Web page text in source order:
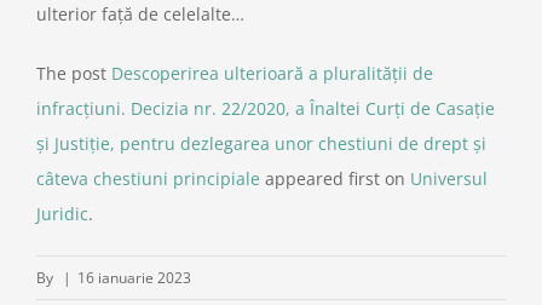
ulterior faţă de celelalte…
The post Descoperirea ulterioară a pluralităţii de
infracţiuni. Decizia nr. 22/2020, a Înaltei Curţi de Casaţie
şi Justiţie, pentru dezlegarea unor chestiuni de drept şi
câteva chestiuni principiale appeared first on Universul
Juridic.
By | 16 ianuarie 2023